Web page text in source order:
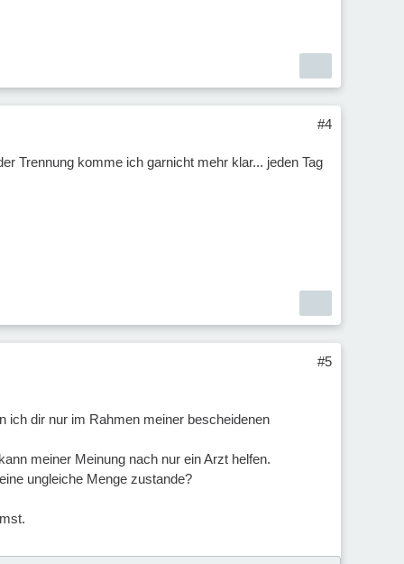
#4
Trennung komme ich garnicht mehr klar... jeden Tag
#5
ich dir nur im Rahmen meiner bescheidenen
meiner Meinung nach nur ein Arzt helfen.
ungleiche Menge zustande?